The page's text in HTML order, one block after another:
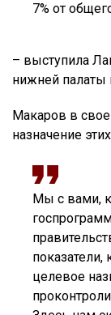
7% от
– выступила
нижней палаты
Макаров в
назначение
Мы с вами,
показатели,
целевое